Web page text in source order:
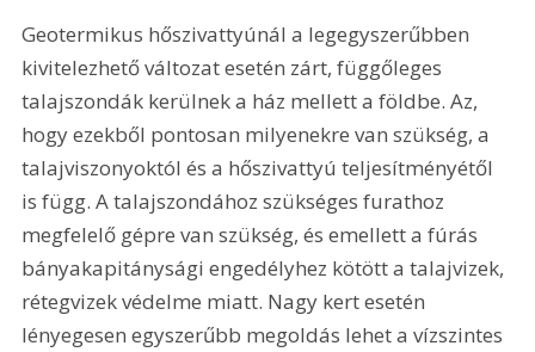
Geotermikus hőszivattyúnál a legegyszerűbben
kivitelezhető változat esetén zárt, függőleges
talajszondák kerülnek a ház mellett a földbe. Az,
hogy ezekből pontosan milyenekre van szükség, a
talajviszonyoktól és a hőszivattyú teljesítményétől
is függ. A talajszondához szükséges furathoz
megfelelő gépre van szükség, és emellett a fúrás
bányakapitánysági engedélyhez kötött a talajvizek,
rétegvizek védelme miatt. Nagy kert esetén
lényegesen egyszerűbb megoldás lehet a vízszintes